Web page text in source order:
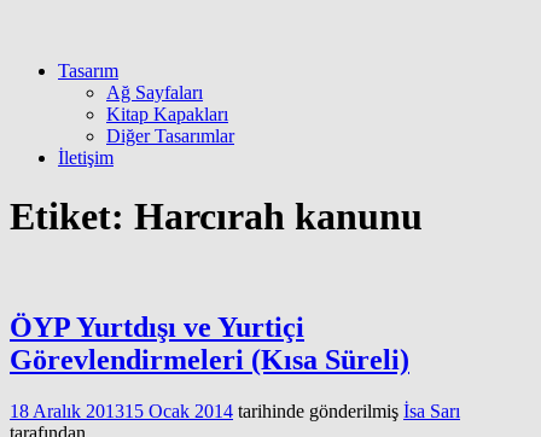
Tasarım
Ağ Sayfaları
Kitap Kapakları
Diğer Tasarımlar
İletişim
Etiket: Harcırah kanunu
ÖYP Yurtdışı ve Yurtiçi
Görevlendirmeleri (Kısa Süreli)
18 Aralık 201315 Ocak 2014 tarihinde gönderilmiş İsa Sarı
tarafından